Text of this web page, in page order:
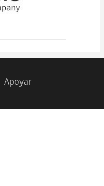
Apoyar